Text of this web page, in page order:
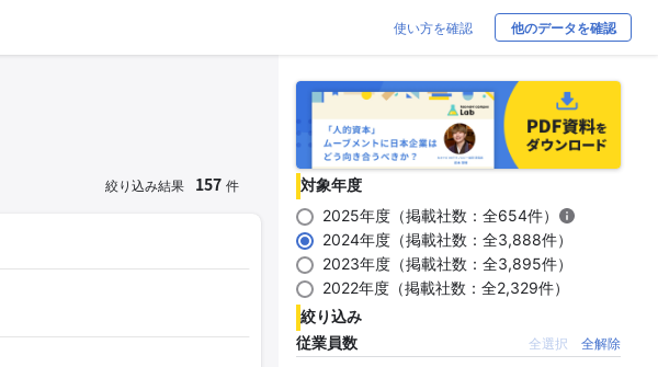
使い方を確認 他のデータを確認
絞り込み結果 157 件
対象年度
2025年度（掲載社数：全654件）
2024年度（掲載社数：全3,888件）
2023年度（掲載社数：全3,895件）
2022年度（掲載社数：全2,329件）
絞り込み
従業員数
全選択 全解除